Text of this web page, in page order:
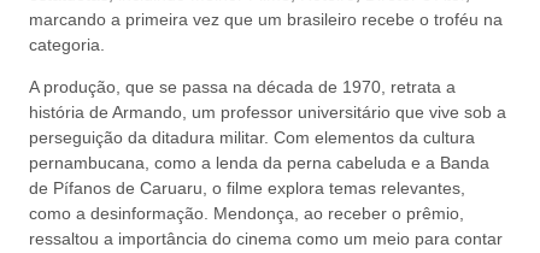
marcando a primeira vez que um brasileiro recebe o troféu na
categoria.
A produção, que se passa na década de 1970, retrata a
história de Armando, um professor universitário que vive sob a
perseguição da ditadura militar. Com elementos da cultura
pernambucana, como a lenda da perna cabeluda e a Banda
de Pífanos de Caruaru, o filme explora temas relevantes,
como a desinformação. Mendonça, ao receber o prêmio,
ressaltou a importância do cinema como um meio para contar